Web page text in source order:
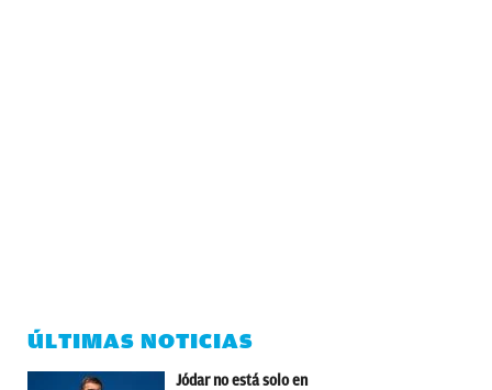
ÚLTIMAS NOTICIAS
Jódar no está solo en